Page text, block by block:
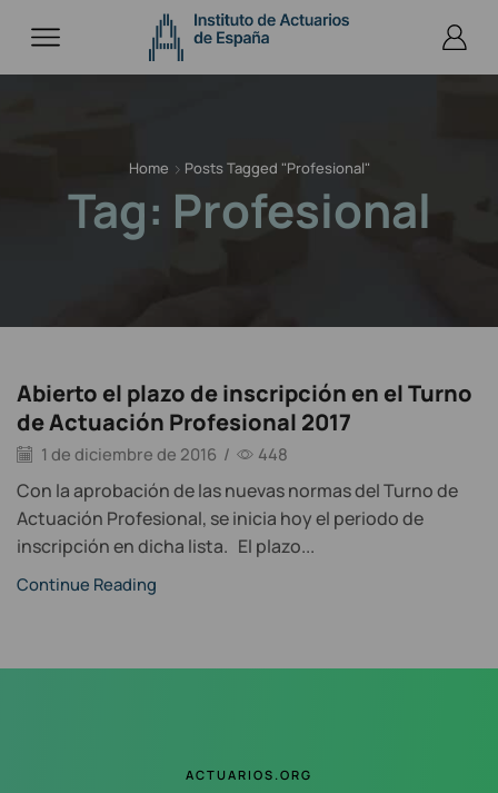
Home Posts Tagged "profesional"
Tag: Profesional
Abierto el plazo de inscripción en el Turno
de Actuación Profesional 2017
1 de diciembre de 2016 / 448
Con la aprobación de las nuevas normas del Turno de
Actuación Profesional, se inicia hoy el periodo de
inscripción en dicha lista. El plazo...
Continue Reading
ACTUARIOS.ORG